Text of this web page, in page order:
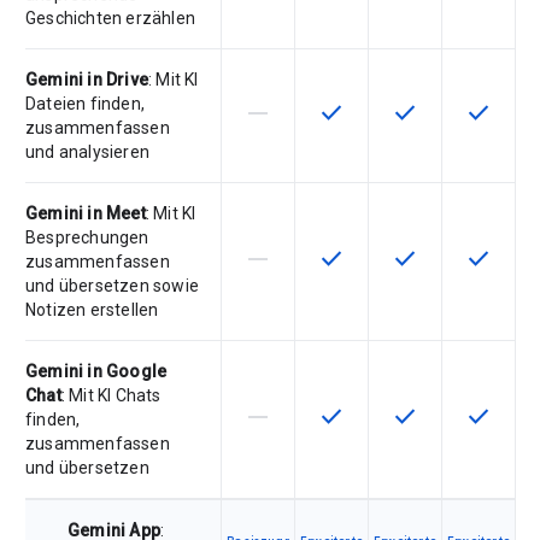
Geschichten erzählen
Gemini in Drive: Mit KI
Dateien finden,
zusammenfassen
und analysieren
Diese Funktion ist für die
horizontal_rule Diese Funktion ist für die
check Diese Funktion
check Diese
check
Gemini in Meet: Mit KI
Besprechungen
zusammenfassen
und übersetzen sowie
Notizen erstellen
Diese Funktion ist für die
horizontal_rule Diese Funktion ist für die
check Diese Funktion
check Diese
check
Gemini in Google
Chat: Mit KI Chats
finden,
zusammenfassen
und übersetzen
Diese Funktion ist für die
horizontal_rule Diese Funktion ist für die
check Diese Funktion
check Diese
check
Gemini App: